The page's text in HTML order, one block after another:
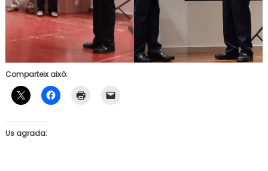
Comparteix això:
Us agrada: